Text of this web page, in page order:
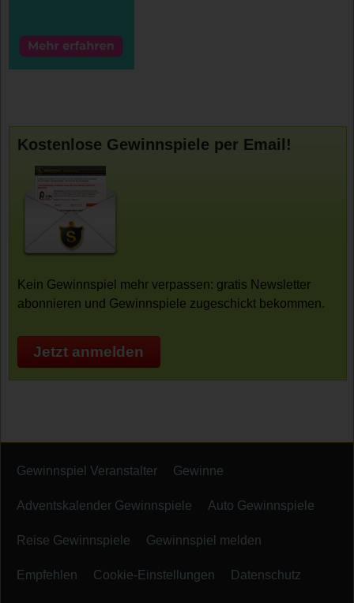
Kostenlose Gewinnspiele per Email!
Kein Gewinnspiel mehr verpassen: gratis Newsletter
abonnieren und Gewinnspiele zugeschickt bekommen.
Jetzt anmelden
Gewinnspiel Veranstalter Gewinne
Adventskalender Gewinnspiele Auto Gewinnspiele
Reise Gewinnspiele Gewinnspiel melden
Empfehlen Cookie-Einstellungen Datenschutz